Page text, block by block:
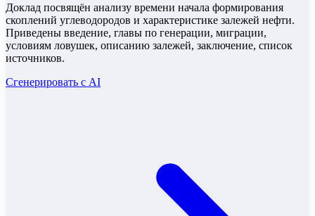
Доклад посвящён анализу времени начала формирования
скоплений углеводородов и характеристике залежей нефти.
Приведены введение, главы по генерации, миграции,
условиям ловушек, описанию залежей, заключение, список
источников.
Сгенерировать с AI